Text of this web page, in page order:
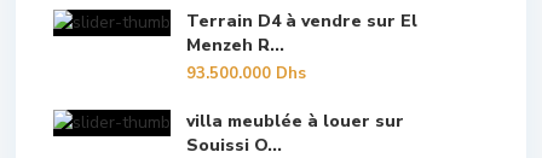
Terrain D4 à vendre sur El
Menzeh R...
93.500.000 Dhs
villa meublée à louer sur
Souissi O...